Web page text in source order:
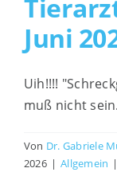
Interessante
Impressum
Juni
Uih!!!!
muß nicht
Von Dr. Gabriele
2026 | Allgemein |